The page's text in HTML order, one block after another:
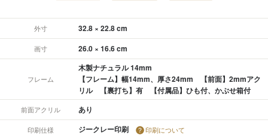
外寸 32.8 × 22.8 cm
画寸 26.0 × 16.6 cm
フレーム
木製ナチュラル 14mm
【フレーム】幅14mm、厚さ24mm 【前面】2mmアク
リル 【裏打ち】有 【付属品】ひも付、かぶせ箱付
前面アクリル あり
印刷仕様 ジークレー印刷 印刷について